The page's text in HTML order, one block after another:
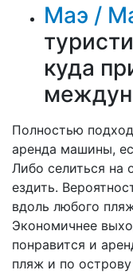
Маэ /
куда
Полностью
аренда машины,
Либо селиться на
ездить.
вдоль любого
Экономичнее
понравится и
пляж и по